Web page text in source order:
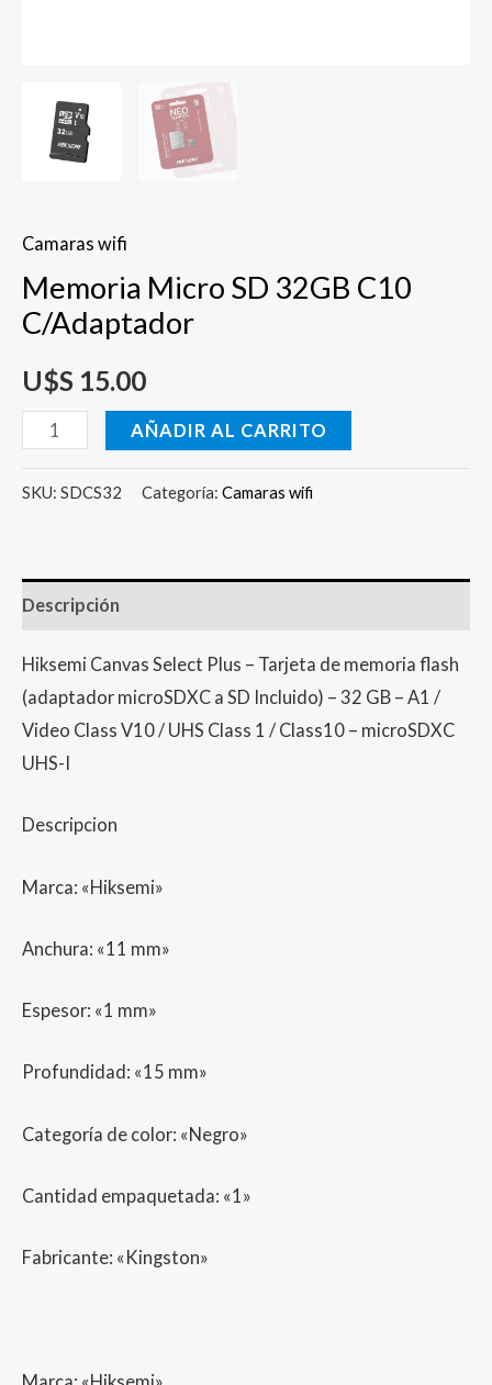
Camaras wifi
Memoria Micro SD 32GB C10
C/Adaptador
U$S 15.00
AÑADIR AL CARRITO
SKU: SDCS32 Categoría: Camaras wifi
Descripción
Hiksemi Canvas Select Plus – Tarjeta de memoria flash
(adaptador microSDXC a SD Incluido) – 32 GB – A1 /
Video Class V10 / UHS Class 1 / Class10 – microSDXC
UHS-I
Descripcion
Marca: «Hiksemi»
Anchura: «11 mm»
Espesor: «1 mm»
Profundidad: «15 mm»
Categoría de color: «Negro»
Cantidad empaquetada: «1»
Fabricante: «Kingston»
Marca: «Hiksemi»